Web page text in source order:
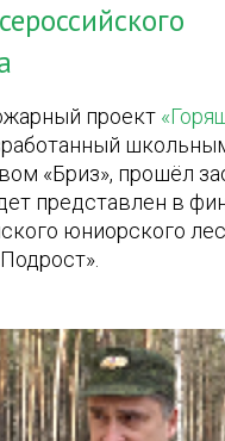
проект
«Бриз», прошёл
представлен в
юниорского